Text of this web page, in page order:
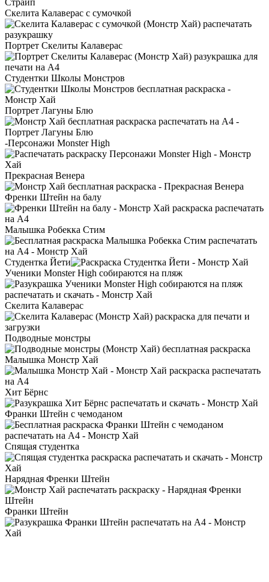
Скелита Калаверас с сумочкой
Портрет Скелиты Калаверас
Студентки Школы Монстров
Портрет Лагуны Блю
-Персонажи Monster High
Прекрасная Венера
Френки Штейн на балу
Малышка Робекка Стим
Студентка Йети
Ученики Monster High собираются на пляж
Скелита Калаверас
Подводные монстры
Малышка Монстр Хай
Хит Бёрнс
Франки Штейн с чемоданом
Спящая студентка
Нарядная Френки Штейн
Франки Штейн